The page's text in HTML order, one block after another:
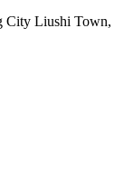
City Liushi Town,